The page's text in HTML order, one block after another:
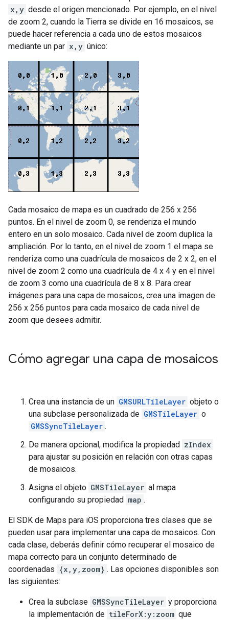
x,y desde el origen mencionado. Por ejemplo, en el nivel
de zoom 2, cuando la Tierra se divide en 16 mosaicos, se
puede hacer referencia a cada uno de estos mosaicos
mediante un par x,y único:
Cada mosaico de mapa es un cuadrado de 256 x 256
puntos. En el nivel de zoom 0, se renderiza el mundo
entero en un solo mosaico. Cada nivel de zoom duplica la
ampliación. Por lo tanto, en el nivel de zoom 1 el mapa se
renderiza como una cuadrícula de mosaicos de 2 x 2, en el
nivel de zoom 2 como una cuadrícula de 4 x 4 y en el nivel
de zoom 3 como una cuadrícula de 8 x 8. Para crear
imágenes para una capa de mosaicos, crea una imagen de
256 x 256 puntos para cada mosaico de cada nivel de
zoom que desees admitir.
Cómo agregar una capa de mosaicos
Crea una instancia de un GMSURLTileLayer objeto o
una subclase personalizada de GMSTileLayer o
GMSSyncTileLayer .
De manera opcional, modifica la propiedad zIndex
para ajustar su posición en relación con otras capas
de mosaicos.
Asigna el objeto GMSTileLayer al mapa
configurando su propiedad map .
El SDK de Maps para iOS proporciona tres clases que se
pueden usar para implementar una capa de mosaicos. Con
cada clase, deberás definir cómo recuperar el mosaico de
mapa correcto para un conjunto determinado de
coordenadas {x,y,zoom} . Las opciones disponibles son
las siguientes:
Crea la subclase GMSSyncTileLayer y proporciona
la implementación de tileForX:y:zoom que